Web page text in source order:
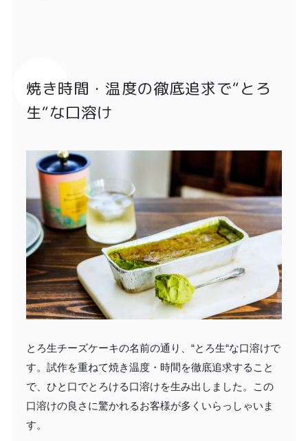
焼き時間・温度の徹底追求で“とろ
生“な口溶け
とろ生チーズケーキの名前の通り、“とろ生“な口溶けで
す。試作を重ねて焼き温度・時間を徹底追求すること
で、ひと口でとろける口溶けを生み出しました。この
口溶けの良さに驚かれるお客様が多くいらっしゃいま
す。